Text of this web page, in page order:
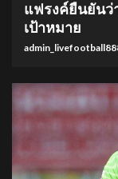
แฟรงค์ยืนยันว่
เป้าหมาย